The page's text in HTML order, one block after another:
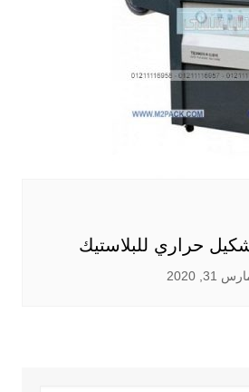
حراري للبلاستيك
31, 2020